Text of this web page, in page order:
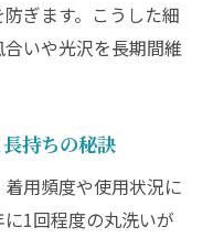
ぎます。こうした細
いや光沢を長期間維
持ちの秘訣
用頻度や使用状況に
1回程度の丸洗いが